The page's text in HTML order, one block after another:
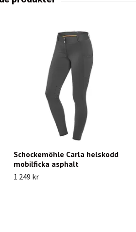
Schockemöhle Carla helskodd
mobilficka asphalt
1 249 kr